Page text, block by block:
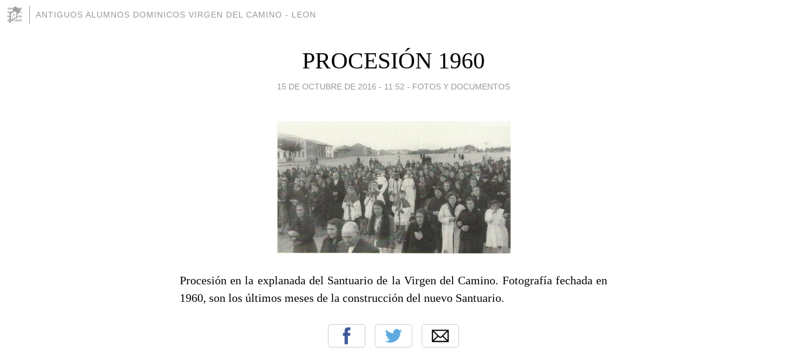
ANTIGUOS ALUMNOS DOMINICOS VIRGEN DEL CAMINO - LEON
PROCESIÓN 1960
15 DE OCTUBRE DE 2016 - 11:52 - FOTOS Y DOCUMENTOS
Procesión en la explanada del Santuario de la Virgen del Camino. Fotografía fechada en
1960, son los últimos meses de la construcción del nuevo Santuario.